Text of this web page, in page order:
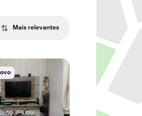
Mais relevantes